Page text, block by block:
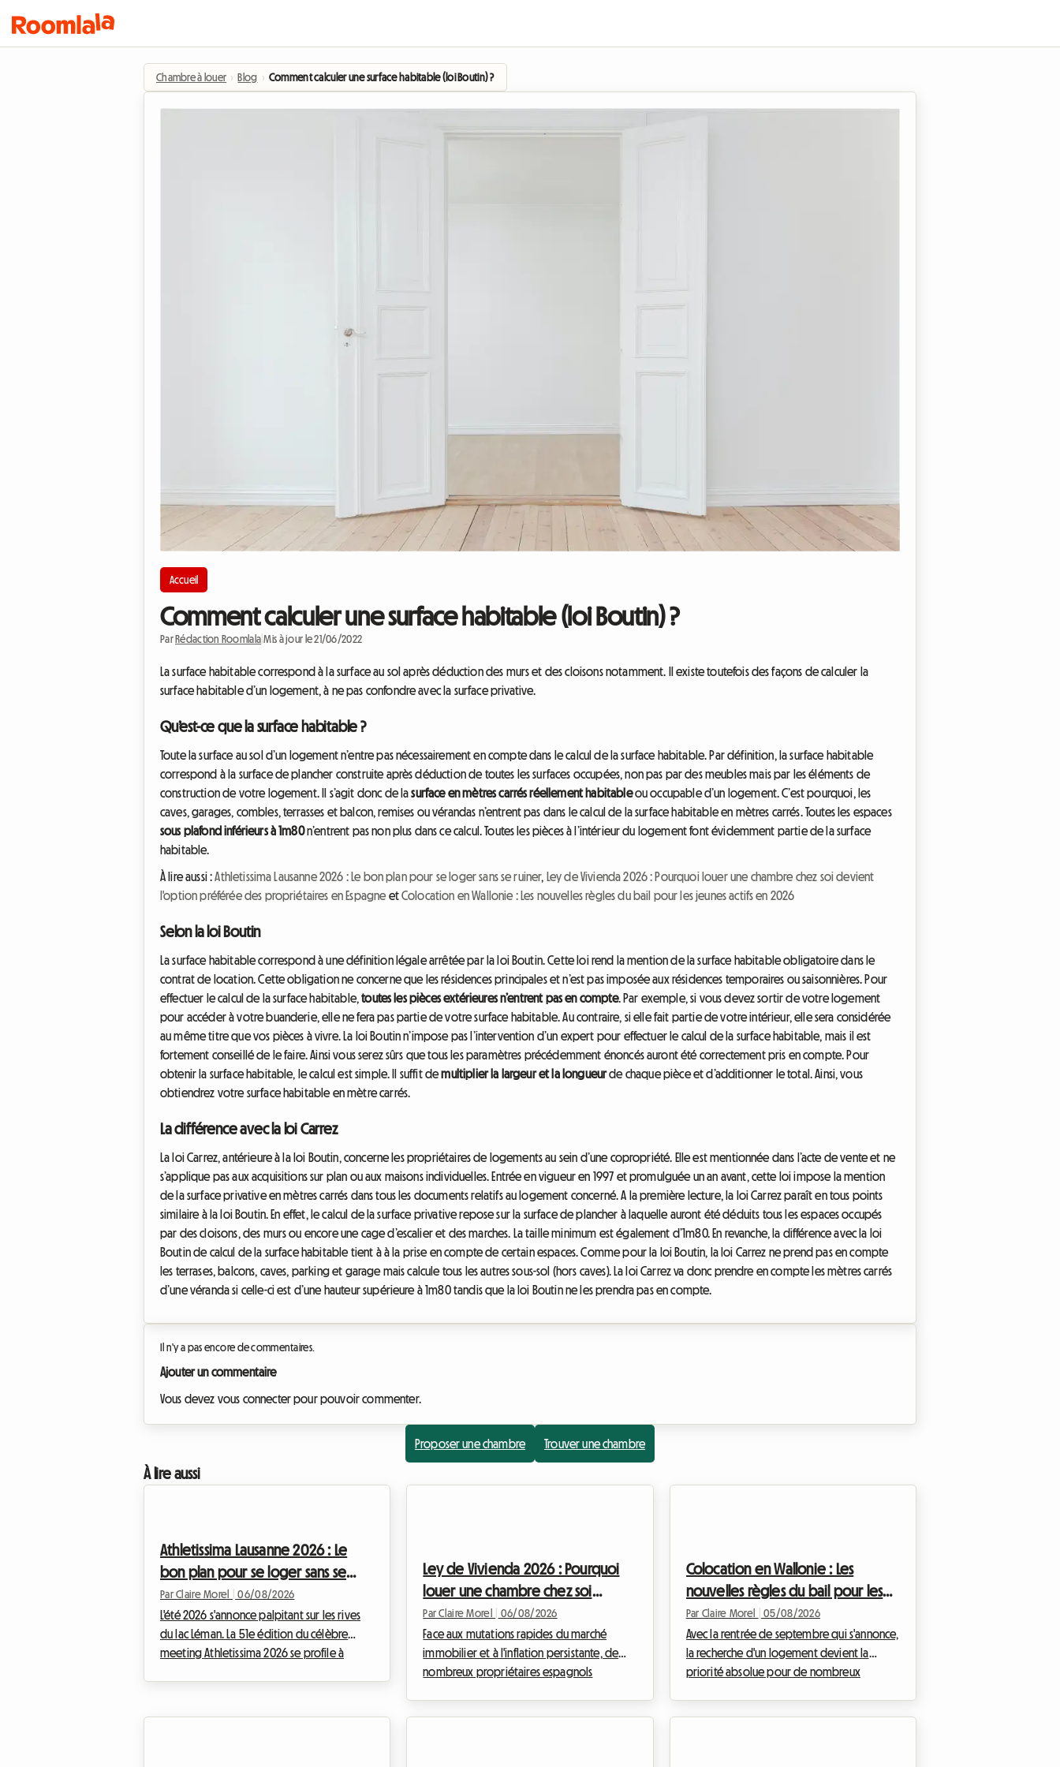
Chambre à louer › Blog › Comment calculer une surface habitable (loi Boutin) ?
Accueil
Comment calculer une surface habitable (loi Boutin) ?
Par Rédaction Roomlala |Mis à jour le 21/06/2022
La surface habitable correspond à la surface au sol après déduction des murs et des cloisons notamment. Il existe toutefois des façons de calculer la
surface habitable d’un logement, à ne pas confondre avec la surface privative.
Qu’est-ce que la surface habitable ?
Toute la surface au sol d’un logement n’entre pas nécessairement en compte dans le calcul de la surface habitable. Par définition, la surface habitable
correspond à la surface de plancher construite après déduction de toutes les surfaces occupées, non pas par des meubles mais par les éléments de
construction de votre logement. Il s’agit donc de lasurface en mètres carrés réellement habitableou occupable d’un logement. C’est pourquoi, les
caves, garages, combles, terrasses et balcon, remises ou vérandas n’entrent pas dans le calcul de la surface habitable en mètres carrés. Toutes les espaces
sous plafond inférieurs à 1m80n’entrent pas non plus dans ce calcul. Toutes les pièces à l’intérieur du logement font évidemment partie de la surface
habitable.
À lire aussi :Athletissima Lausanne 2026 : Le bon plan pour se loger sans se ruiner,
Ley de Vivienda 2026 : Pourquoi louer une chambre chez soi devient
l'option préférée des propriétaires en Espagne etColocation en Wallonie : Les nouvelles règles du bail pour les jeunes actifs en 2026
Selon la loi Boutin
La surface habitable correspond à une définition légale arrêtée par la loi Boutin. Cette loi rend la mention de la surface habitable obligatoire dans le
contrat de location. Cette obligation ne concerne que les résidences principales et n’est pas imposée aux résidences temporaires ou saisonnières. Pour
effectuer le calcul de la surface habitable,toutes les pièces extérieures n’entrent pas en compte. Par exemple, si vous devez sortir de votre logement
pour accéder à votre buanderie, elle ne fera pas partie de votre surface habitable. Au contraire, si elle fait partie de votre intérieur, elle sera considérée
au même titre que vos pièces à vivre. La loi Boutin n’impose pas l’intervention d’un expert pour effectuer le calcul de la surface habitable, mais il est
fortement conseillé de le faire. Ainsi vous serez sûrs que tous les paramètres précédemment énoncés auront été correctement pris en compte. Pour
obtenir la surface habitable, le calcul est simple. Il suffit demultiplier la largeur et la longueurde chaque pièce et d’additionner le total. Ainsi, vous
obtiendrez votre surface habitable en mètre carrés.
La différence avec la loi Carrez
La loi Carrez, antérieure à la loi Boutin, concerne les propriétaires de logements au sein d’une copropriété. Elle est mentionnée dans l’acte de vente et ne
s’applique pas aux acquisitions sur plan ou aux maisons individuelles. Entrée en vigueur en 1997 et promulguée un an avant, cette loi impose la mention
de la surface privative en mètres carrés dans tous les documents relatifs au logement concerné. A la première lecture, la loi Carrez paraît en tous points
similaire à la loi Boutin. En effet, le calcul de la surface privative repose sur la surface de plancher à laquelle auront été déduits tous les espaces occupés
par des cloisons, des murs ou encore une cage d’escalier et des marches. La taille minimum est également d’1m80. En revanche, la différence avec la loi
Boutin de calcul de la surface habitable tient à à la prise en compte de certain espaces. Comme pour la loi Boutin, la loi Carrez ne prend pas en compte
les terrases, balcons, caves, parking et garage mais calcule tous les autres sous-sol (hors caves). La loi Carrez va donc prendre en compte les mètres carrés
d’une véranda si celle-ci est d’une hauteur supérieure à 1m80 tandis que la loi Boutin ne les prendra pas en compte.
Il n'y a pas encore de commentaires.
Ajouter un commentaire
Vous devez vous connecter pour pouvoir commenter.
Proposer une chambre Trouver une chambre
À lire aussi
Athletissima Lausanne 2026 : Le
bon plan pour se loger sans se
ruiner
Par Claire Morel 06/08/2026
L'été 2026 s'annonce palpitant sur les rives
du lac Léman. La 51e édition du célèbre
meeting Athletissima 2026 se profile à
Ley de Vivienda 2026 : Pourquoi
louer une chambre chez soi
devient l'option préférée des
propriétaires en Espagne
Par Claire Morel 06/08/2026
Face aux mutations rapides du marché
immobilier et à l'inflation persistante, de
nombreux propriétaires espagnols
Colocation en Wallonie : Les
nouvelles règles du bail pour les
jeunes actifs en 2026
Par Claire Morel 05/08/2026
Avec la rentrée de septembre qui s'annonce,
la recherche d'un logement devient la
priorité absolue pour de nombreux